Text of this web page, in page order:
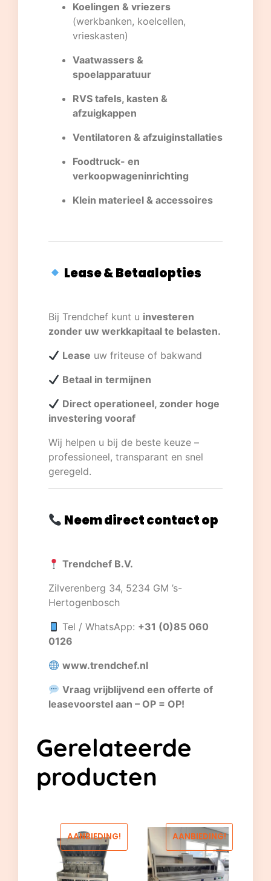
Koelingen & vriezers
(werkbanken, koelcellen,
vrieskasten)
Vaatwassers &
spoelapparatuur
RVS tafels, kasten &
afzuigkappen
Ventilatoren & afzuiginstallaties
Foodtruck- en
verkoopwageninrichting
Klein materieel & accessoires
Lease & Betaalopties
Bij Trendchef kunt u investeren
zonder uw werkkapitaal te belasten.
Lease uw friteuse of bakwand
Betaal in termijnen
Direct operationeel, zonder hoge
investering vooraf
Wij helpen u bij de beste keuze –
professioneel, transparant en snel
geregeld.
Neem direct contact op
Trendchef B.V.
Zilverenberg 34, 5234 GM ’s-
Hertogenbosch
Tel / WhatsApp: +31 (0)85 060
0126
www.trendchef.nl
Vraag vrijblijvend een offerte of
leasevoorstel aan – OP = OP!
Gerelateerde
producten
AANBIEDING! AANBIEDING!